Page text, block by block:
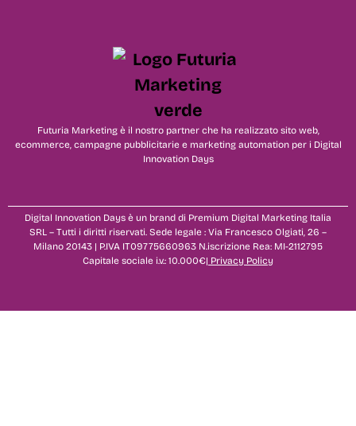
Futuria Marketing è il nostro partner che ha realizzato sito web,
ecommerce, campagne pubblicitarie e marketing automation per i Digital
Innovation Days
Digital Innovation Days è un brand di Premium Digital Marketing Italia
SRL – Tutti i diritti riservati. Sede legale : Via Francesco Olgiati, 26 –
Milano 20143 | P.IVA IT09775660963 N.iscrizione Rea: MI-2112795
Capitale sociale i.v.: 10.000€| Privacy Policy